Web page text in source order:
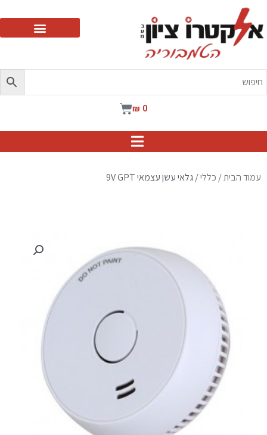
₪ 0
עגלת
עמוד הבית/ כללי/ גלאי עשן עצמאי 9V GPT